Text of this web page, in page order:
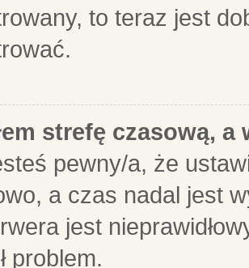
to teraz jest
strefę czasową,
pewny/a, że
a czas nadal jest
jest
problem.